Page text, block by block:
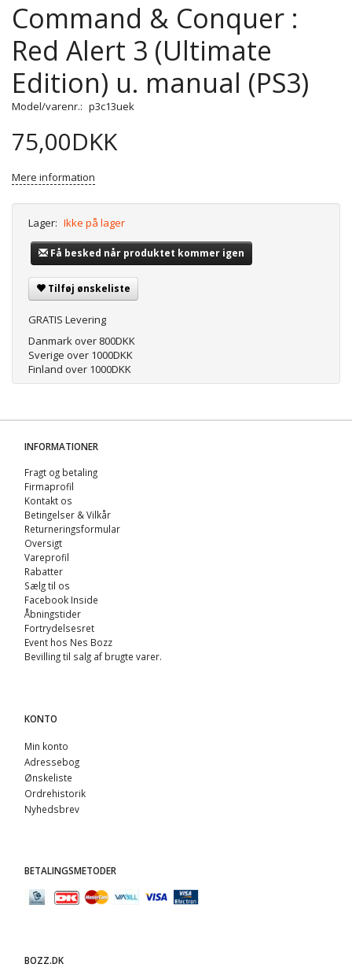
Command & Conquer :
Red Alert 3 (Ultimate
Edition) u. manual (PS3)
Model/varenr.: p3c13uek
75,00DKK
Mere information
Lager: Ikke på lager
Få besked når produktet kommer igen
Tilføj ønskeliste
GRATIS Levering
Danmark over 800DKK
Sverige over 1000DKK
Finland over 1000DKK
INFORMATIONER
Fragt og betaling
Firmaprofil
Kontakt os
Betingelser & Vilkår
Returneringsformular
Oversigt
Vareprofil
Rabatter
Sælg til os
Facebook Inside
Åbningstider
Fortrydelsesret
Event hos Nes Bozz
Bevilling til salg af brugte varer.
KONTO
Min konto
Adressebog
Ønskeliste
Ordrehistorik
Nyhedsbrev
BETALINGSMETODER
BOZZ.DK